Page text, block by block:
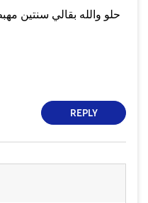
حلو والله بقالي سنتين
REPLY